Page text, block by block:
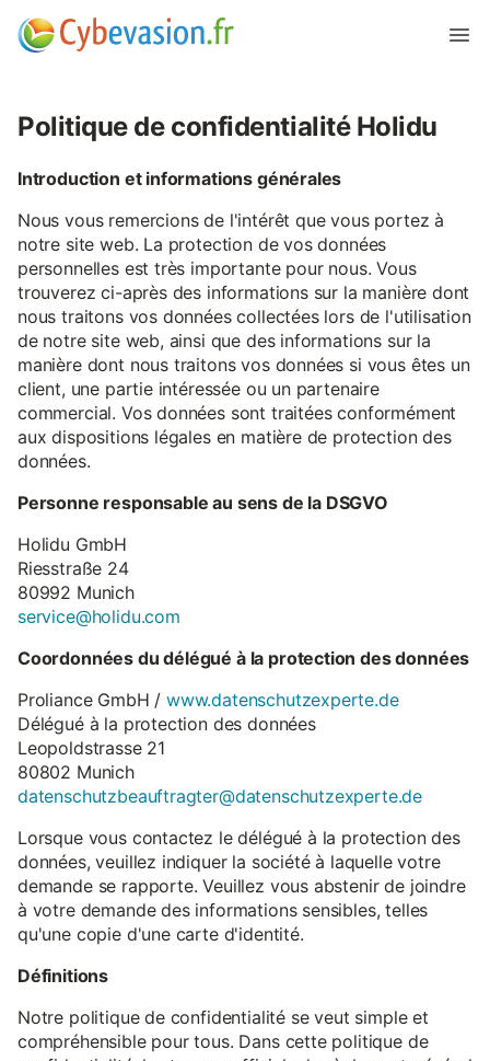
Politique de confidentialité Holidu
Introduction et informations générales
Nous vous remercions de l'intérêt que vous portez à
notre site web. La protection de vos données
personnelles est très importante pour nous. Vous
trouverez ci-après des informations sur la manière dont
nous traitons vos données collectées lors de l'utilisation
de notre site web, ainsi que des informations sur la
manière dont nous traitons vos données si vous êtes un
client, une partie intéressée ou un partenaire
commercial. Vos données sont traitées conformément
aux dispositions légales en matière de protection des
données.
Personne responsable au sens de la DSGVO
Holidu GmbH
Riesstraße 24
80992 Munich
service@holidu.com
Coordonnées du délégué à la protection des données
Proliance GmbH /www.datenschutzexperte.de
Délégué à la protection des données
Leopoldstrasse 21
80802 Munich
datenschutzbeauftragter@datenschutzexperte.de
Lorsque vous contactez le délégué à la protection des
données, veuillez indiquer la société à laquelle votre
demande se rapporte. Veuillez vous abstenir de joindre
à votre demande des informations sensibles, telles
qu'une copie d'une carte d'identité.
Définitions
Notre politique de confidentialité se veut simple et
compréhensible pour tous. Dans cette politique de